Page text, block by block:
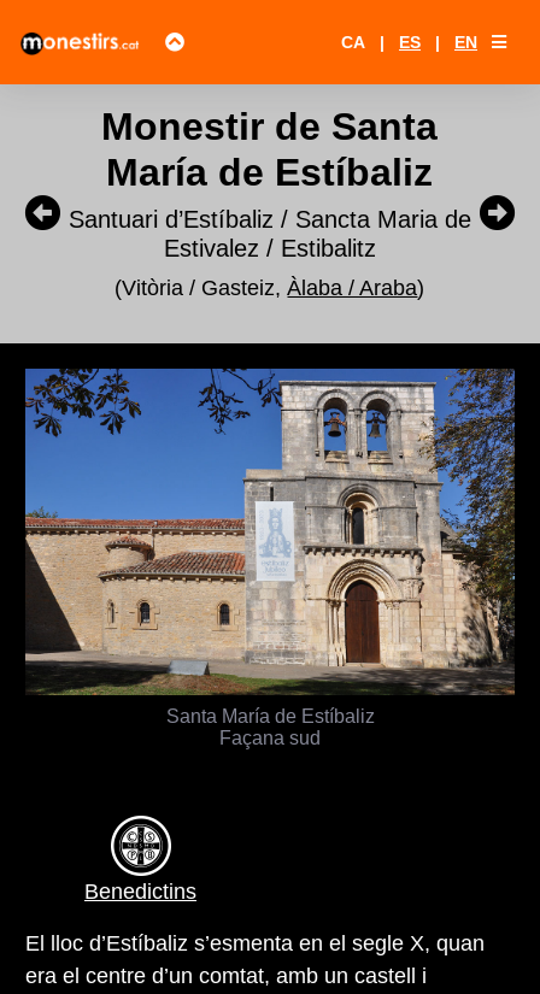
CA | ES | EN
Monestir de Santa
María de Estíbaliz
Santuari d’Estíbaliz / Sancta Maria de
Estivalez / Estibalitz
(Vitòria / Gasteiz,Àlaba / Araba)
Santa María de Estíbaliz
Façana sud
Benedictins
El lloc d’Estíbaliz s’esmenta en el segle X, quan
era el centre d’un comtat, amb un castell i